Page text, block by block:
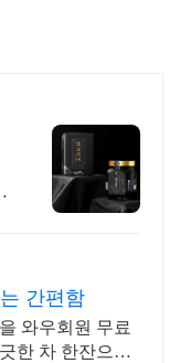
간편함
와우회원 무료
한 차 한잔으로